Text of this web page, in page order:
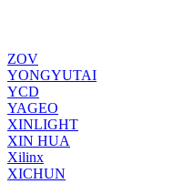
ZOV
YONGYUTAI
YCD
YAGEO
XINLIGHT
XIN HUA
Xilinx
XICHUN